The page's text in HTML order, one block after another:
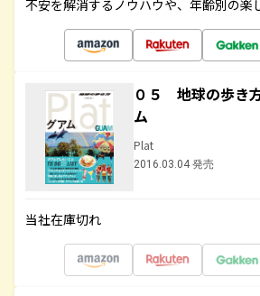
不安を解消するノウハウや、年齢別の楽
０５ 地球の歩
ム
Plat
2016.03.04 発売
当社在庫切れ